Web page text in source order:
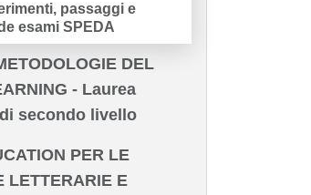
passaggi e
esami SPEDA
DEL
- Laurea
secondo livello
PER LE
LETTERARIE E